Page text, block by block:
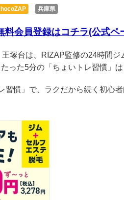
兵庫県
料会員登録はコチラ(公式ペ
塚台は、RIZAP監修の24時間
った5分の「ちょいトレ習慣」
習慣」で、ラクだから続く初心